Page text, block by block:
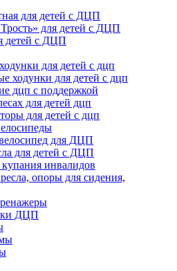
для детей с ДЦП
для детей с ДЦП
детей с ДЦП
для детей с дцп
ходунки для детей с дцп
дцп с поддержкой
для детей дцп
для детей с дцп
для ДЦП
для детей с ДЦП
инвалидов
опоры для сидения,
ДЦП